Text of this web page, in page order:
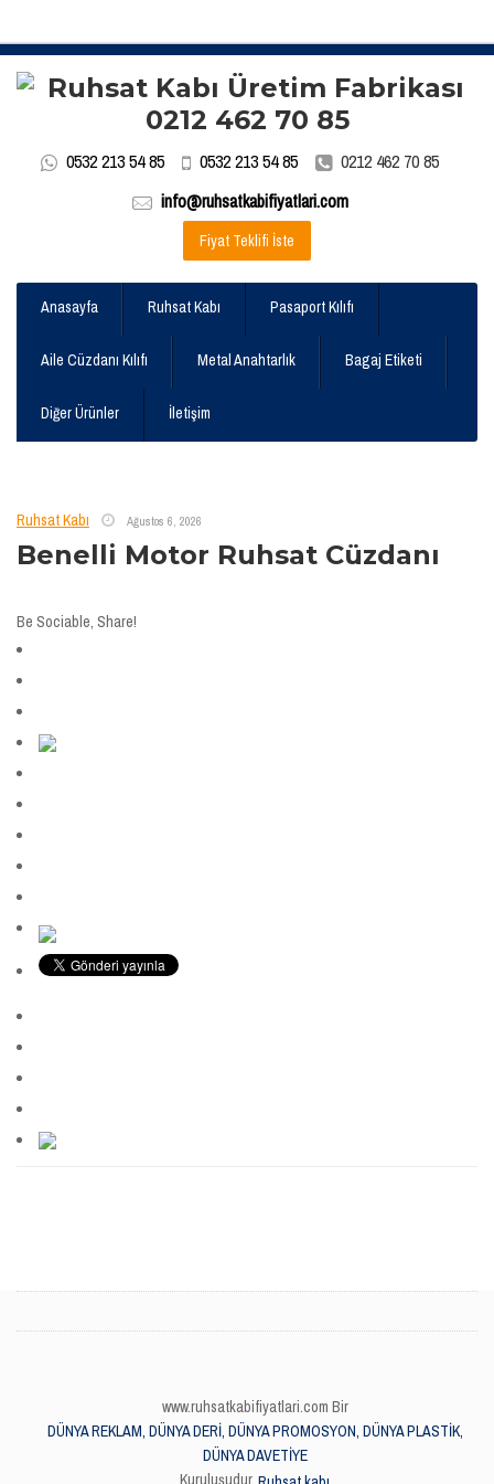
0532 213 54 85 0532 213 54 85
0212 462 70 85
info@ruhsatkabifiyatlari.com
Fiyat Teklifi İste
Anasayfa Ruhsat Kabı Pasaport Kılıfı
Aile Cüzdanı Kılıfı Metal Anahtarlık Bagaj Etiketi
Diğer Ürünler İletişim
Ruhsat Kabı Ağustos 6, 2026
Benelli Motor Ruhsat Cüzdanı
Be Sociable, Share!
www.ruhsatkabifiyatlari.com Bir
DÜNYA REKLAM, DÜNYA DERİ, DÜNYA PROMOSYON, DÜNYA PLASTİK,
DÜNYA DAVETİYE
Kuruluşudur.